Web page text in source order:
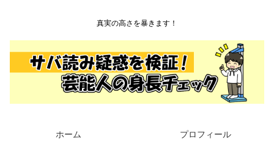
真実の高さを暴きます！
ホーム プロフィール